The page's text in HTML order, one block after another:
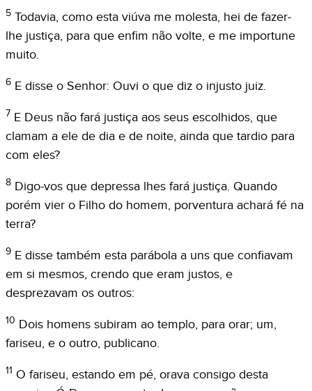
5 Todavia, como esta viúva me molesta, hei de fazer-
lhe justiça, para que enfim não volte, e me importune
muito.
6 E disse o Senhor: Ouvi o que diz o injusto juiz.
7 E Deus não fará justiça aos seus escolhidos, que
clamam a ele de dia e de noite, ainda que tardio para
com eles?
8 Digo-vos que depressa lhes fará justiça. Quando
porém vier o Filho do homem, porventura achará fé na
terra?
9 E disse também esta parábola a uns que confiavam
em si mesmos, crendo que eram justos, e
desprezavam os outros:
10 Dois homens subiram ao templo, para orar; um,
fariseu, e o outro, publicano.
11 O fariseu, estando em pé, orava consigo desta